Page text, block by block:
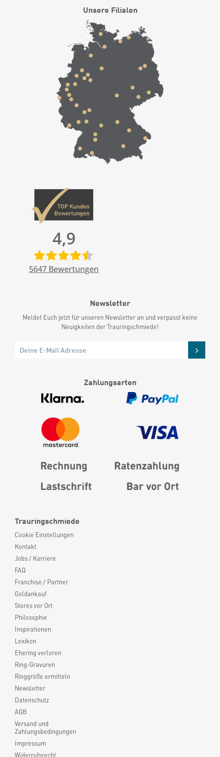
Trauringschmiede
Cookie Einstellungen
Kontakt
Jobs / Karriere
FAQ
Franchise / Partner
Goldankauf
Stores vor Ort
Philosophie
Inspirationen
Lexikon
Ehering verloren
Ring-Gravuren
Ringgröße ermitteln
Newsletter
Datenschutz
AGB
Versand und
Zahlungsbedingungen
Impressum
Widerrufsrecht
Unsere Filialen
4,9
5647 Bewertungen
Newsletter
Meldet Euch jetzt für unseren Newsletter an und verpasst keine
Neuigkeiten der Trauringschmiede!
Zahlungsarten